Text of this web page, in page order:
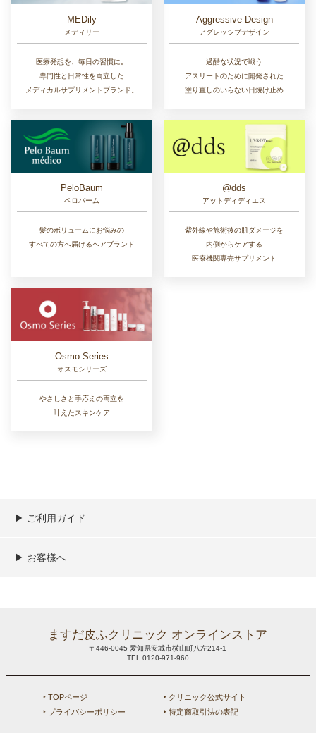
MEDily
メディリー
医療発想を、毎日の習慣に。
専門性と日常性を両立した
メディカルサプリメントブランド。
Aggressive Design
アグレッシブデザイン
過酷な状況で戦う
アスリートのために開発された
塗り直しのいらない日焼け止め
PeloBaum
ペロバーム
髪のボリュームにお悩みの
すべての方へ届けるヘアブランド
@dds
アットディディエス
紫外線や施術後の肌ダメージを
内側からケアする
医療機関専売サプリメント
Osmo Series
オスモシリーズ
やさしさと手応えの両立を
叶えたスキンケア
▶︎ ご利用ガイド
ご利用ガイド
決済／配送／送料について
取り扱い商品一覧
顧客情報の取扱について
特定商取引法の表記
▶︎ お客様へ
ますだ皮ふクリニック オンラインストア
〒446-0045 愛知県安城市横山町八左214-1
TEL.0120-971-960
‣ TOPページ
‣ クリニック公式サイト
‣ プライバシーポリシー
‣ 特定商取引法の表記